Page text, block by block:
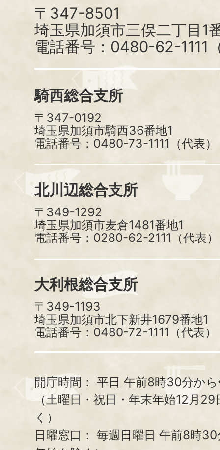
〒347-8501
埼玉県加須市三俣二丁目1
電話番号：0480-62-1111
騎西総合支所
〒347-0192
埼玉県加須市騎西36番地1
電話番号：0480-73-1111（代表）
北川辺総合支所
〒349-1292
埼玉県加須市麦倉1481番地1
電話番号：0280-62-2111（代表）
大利根総合支所
〒349-1193
埼玉県加須市北下新井1679番地1
電話番号：0480-72-1111（代表）
開庁時間： 平日 午前8時30分か
（土曜日・祝日・年末年始12月
く）
日曜窓口： 毎週日曜日 午前8時